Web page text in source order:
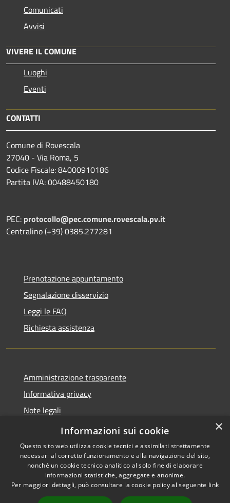
Comunicati
Avvisi
VIVERE IL COMUNE
Luoghi
Eventi
CONTATTI
Comune di Rovescala
27040 - Via Roma, 5
Codice Fiscale: 84000910186
Partita IVA: 00488450180
PEC: protocollo@pec.comune.rovescala.pv.it
Centralino (+39) 0385.277281
Prenotazione appuntamento
Segnalazione disservizio
Leggi le FAQ
Richiesta assistenza
Amministrazione trasparente
Informativa privacy
Note legali
Dichiarazione di accessibilità
Accessibilità
Copyright © 2026 • Comune di
Rovescala • Powered by
×
Informazioni sui cookie
Questo sito web utilizza cookie tecnici e assimilati strettamente
necessari al corretto funzionamento e alla navigazione del sito,
nonché un cookie tecnico analitico al solo fine di elaborare
informazioni statistiche, aggregate e anonime.
Per maggiori dettagli, può consultare la cookie policy al seguente link